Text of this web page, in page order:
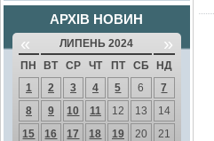
АРХІВ НОВИН
« ЛИПЕНЬ 2024 »
ПН ВТ СР ЧТ ПТ СБ
НД
1
2 3 4 5 6
7
8
9 10 11 12 13
14
15
16 17 18 19 20
21